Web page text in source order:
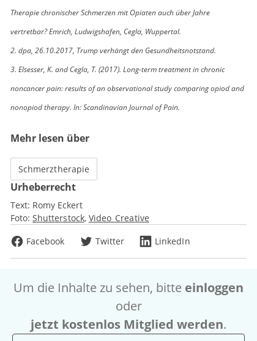
Therapie chronischer Schmerzen mit Opiaten auch über Jahre
vertretbar? Emrich, Ludwigshafen, Cegla, Wuppertal.
2. dpa, 26.10.2017, Trump verhängt den Gesundheitsnotstand.
3. Elsesser, K. and Cegla, T. (2017). Long-term treatment in chronic
noncancer pain: results of an observational study comparing opiod and
nonopiod therapy. In: Scandinavian Journal of Pain.
Mehr lesen über
Schmerztherapie
Urheberrecht
Text: Romy Eckert
Foto: Shutterstock Video_Creative
Facebook
Twitter LinkedIn
Um die Inhalte zu sehen, bitte einloggen
oder
jetzt kostenlos Mitglied werden.